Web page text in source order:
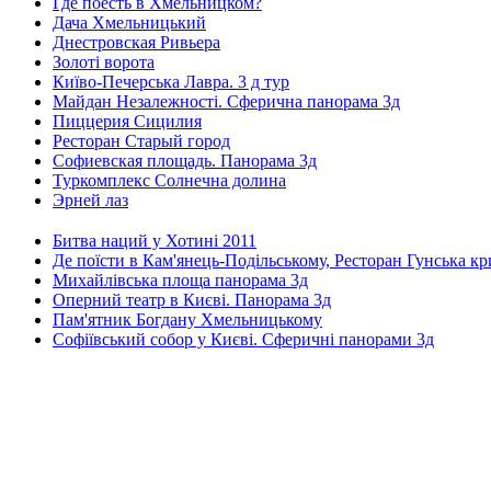
Дача Хмельницький
Днестровская Ривьера
Золоті ворота
Київо-Печерська Лавра. 3 д тур
Майдан Незалежності. Сферична панорама 3д
Пиццерия Сицилия
Ресторан Старый город
Софиевская площадь. Панорама 3д
Туркомплекс Солнечна долина
Эрней лаз
Битва наций у Хотині 2011
Де поїсти в Кам'янець-Подільському, Ресторан Гунська
Михайлівська площа панорама 3д
Оперний театр в Києві. Панорама 3д
Пам'ятник Богдану Хмельницькому
Софіївський собор у Києві. Сферичні панорами 3д